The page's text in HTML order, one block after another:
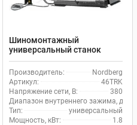
13-26
Шиномонтажный
универсальный станок
Nordberg 46TRK для
грузового транспорта
Производитель:
Nordberg
Артикул:
46TRK
Напряжение сети, В:
380
Диапазон внутреннего зажима,
Тип:
универсальный
Мощность, кВт:
1.8